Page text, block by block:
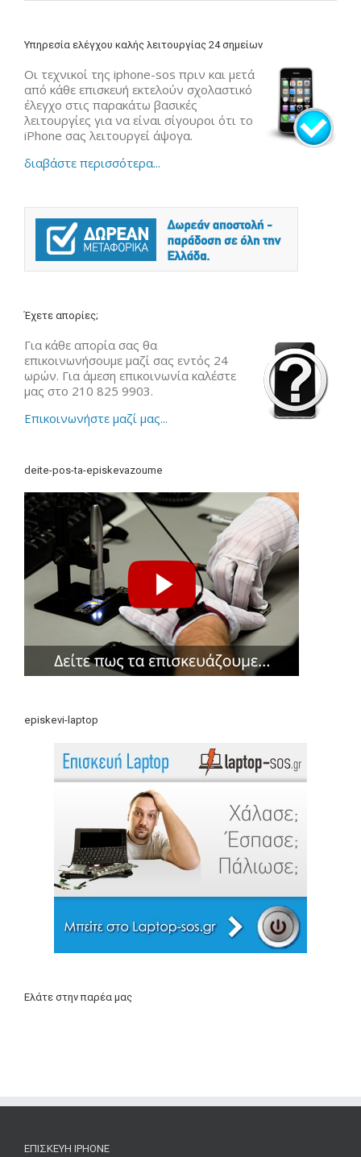
Υπηρεσία ελέγχου καλής λειτουργίας 24 σημείων
Οι τεχνικοί της iphone-sos πριν και μετά
από κάθε επισκευή εκτελούν σχολαστικό
έλεγχο στις παρακάτω βασικές
λειτουργίες για να είναι σίγουροι ότι το
iPhone σας λειτουργεί άψογα.
διαβάστε περισσότερα...
Έχετε απορίες;
Για κάθε απορία σας θα
επικοινωνήσουμε μαζί σας εντός 24
ωρών. Για άμεση επικοινωνία καλέστε
μας στο 210 825 9903.
Επικοινωνήστε μαζί μας...
deite-pos-ta-episkevazoume
episkevi-laptop
Ελάτε στην παρέα μας
ΕΠΙΣΚΕΥΉ IPHONE